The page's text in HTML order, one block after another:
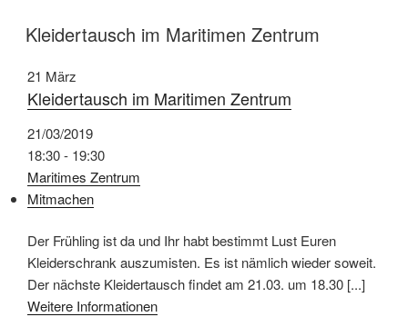
Kleidertausch im Maritimen Zentrum
21 März
Kleidertausch im Maritimen Zentrum
21/03/2019
18:30 - 19:30
Maritimes Zentrum
Mitmachen
Der Frühling ist da und Ihr habt bestimmt Lust Euren
Kleiderschrank auszumisten. Es ist nämlich wieder soweit.
Der nächste Kleidertausch findet am 21.03. um 18.30 [...]
Weitere Informationen